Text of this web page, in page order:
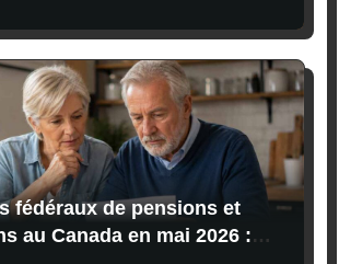
fédéraux de pensions et
au Canada en mai 2026 :